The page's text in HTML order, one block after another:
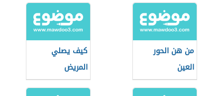
من هن الحور
العين
كيف يصلي
المريض